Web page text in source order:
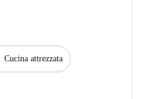
Cucina attrezzata